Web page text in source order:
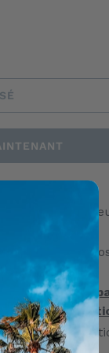
les plus
à
'ils sont
de
que vos